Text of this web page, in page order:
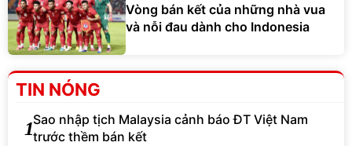
Vòng bán kết của những nhà vua
và nỗi đau dành cho Indonesia
TIN NÓNG
1Sao nhập tịch Malaysia cảnh báo ĐT Việt Nam
trước thềm bán kết